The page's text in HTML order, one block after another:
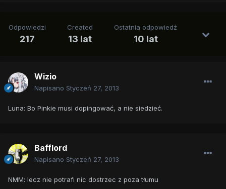
Odpowiedzi
217
Created
13 lat
Ostatnia odpowiedź
10 lat
Wizio
Napisano Styczeń 27, 2013
Luna: Bo Pinkie musi dopingować, a nie siedzieć.
Bafflord
Napisano Styczeń 27, 2013
NMM: lecz nie potrafi nic dostrzec z poza tłumu